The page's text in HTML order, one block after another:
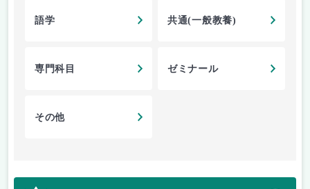
語学 共通(一般教養)
専門科目 ゼミナール
その他